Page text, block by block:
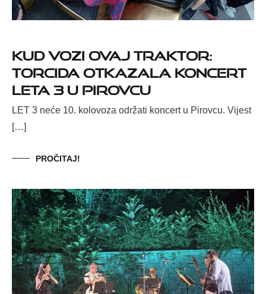
Kud vozi ovaj traktor:
Torcida otkazala koncert
Leta 3 u Pirovcu
LET 3 neće 10. kolovoza održati koncert u Pirovcu. Vijest
[…]
PROČITAJ!